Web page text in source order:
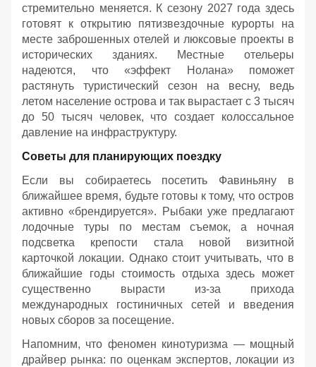
стремительно меняется. К сезону 2027 года здесь
готовят к открытию пятизвездочные курорты на
месте заброшенных отелей и люксовые проекты в
исторических зданиях. Местные отельеры
надеются, что «эффект Нолана» поможет
растянуть туристический сезон на весну, ведь
летом население острова и так вырастает с 3 тысяч
до 50 тысяч человек, что создает колоссальное
давление на инфраструктуру.
Советы для планирующих поездку
Если вы собираетесь посетить Фавиньяну в
ближайшее время, будьте готовы к тому, что остров
активно «брендируется». Рыбаки уже предлагают
лодочные туры по местам съемок, а ночная
подсветка крепости стала новой визитной
карточкой локации. Однако стоит учитывать, что в
ближайшие годы стоимость отдыха здесь может
существенно вырасти из-за прихода
международных гостиничных сетей и введения
новых сборов за посещение.
Напомним, что феномен кинотуризма — мощный
драйвер рынка: по оценкам экспертов, локации из